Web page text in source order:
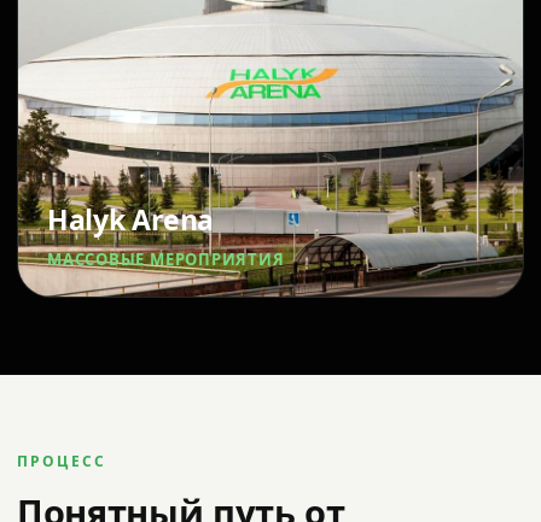
Halyk Arena
МАССОВЫЕ МЕРОПРИЯТИЯ
ПРОЦЕСС
Понятный путь от